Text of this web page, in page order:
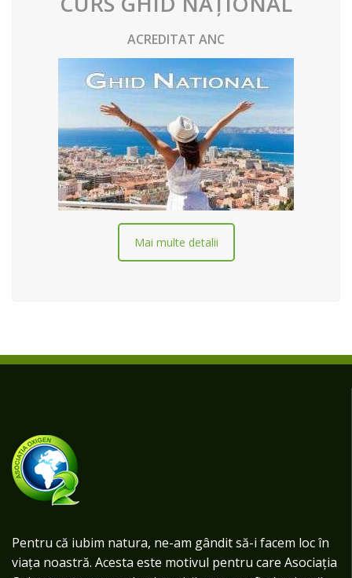
ACREDITAT ANC
Mai multe detalii
Pentru că iubim natura, ne-am gândit să-i facem loc în
viața noastră. Acesta este motivul pentru care Asociația